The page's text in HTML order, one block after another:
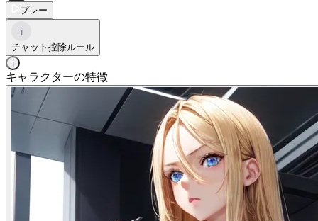
プレー
i
チャット控除ルール
i
キャラクターの特徴